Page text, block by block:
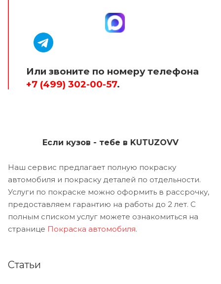
Или звоните по номеру телефона
+7 (499) 302-00-57.
Если кузов - тебе в KUTUZOVV
Наш сервис предлагает полную покраску
автомобиля и покраску деталей по отдельности.
Услуги по покраске можно оформить в рассрочку,
предоставляем гарантию на работы до 2 лет. С
полным списком услуг можете ознакомиться на
странице Покраска автомобиля.
Статьи